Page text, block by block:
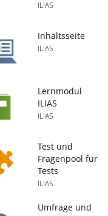
ILIAS
Inhaltsseite
ILIAS
Lernmodul
ILIAS
ILIAS
Test und
Fragenpool für
Tests
ILIAS
Umfrage und